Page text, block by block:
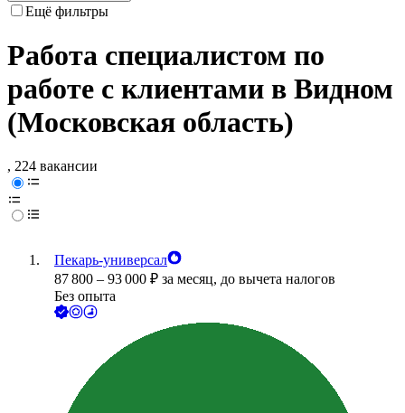
Ещё фильтры
Работа специалистом по
работе с клиентами в Видном
(Московская область)
, 224 вакансии
Пекарь-универсал
87 800 – 93 000 ₽ за месяц, до вычета налогов
Без опыта